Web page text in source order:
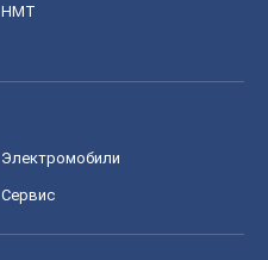
НМТ
Электромобили
Сервис